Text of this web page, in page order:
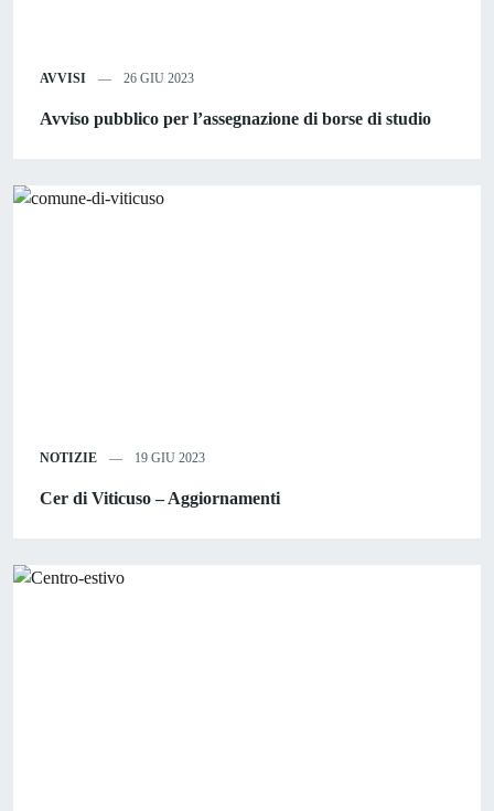
AVVISI 26 GIU 2023
Avviso pubblico per l’assegnazione di borse di studio
NOTIZIE 19 GIU 2023
Cer di Viticuso – Aggiornamenti